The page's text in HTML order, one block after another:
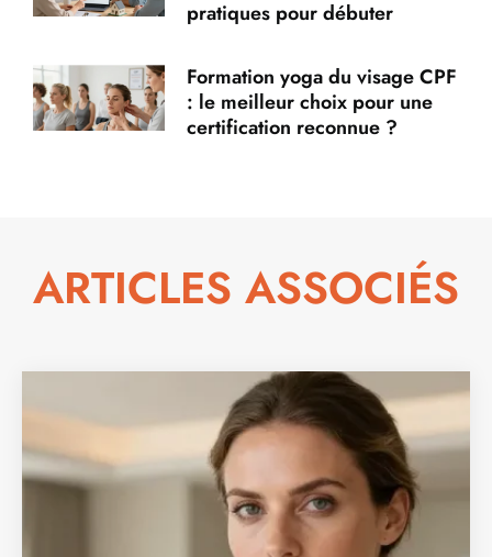
pratiques pour débuter
Formation yoga du visage CPF
: le meilleur choix pour une
certification reconnue ?
ARTICLES ASSOCIÉS